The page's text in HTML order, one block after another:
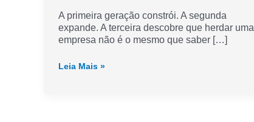
A primeira geração constrói. A segunda
expande. A terceira descobre que herdar uma
empresa não é o mesmo que saber […]
ALeia Mais »